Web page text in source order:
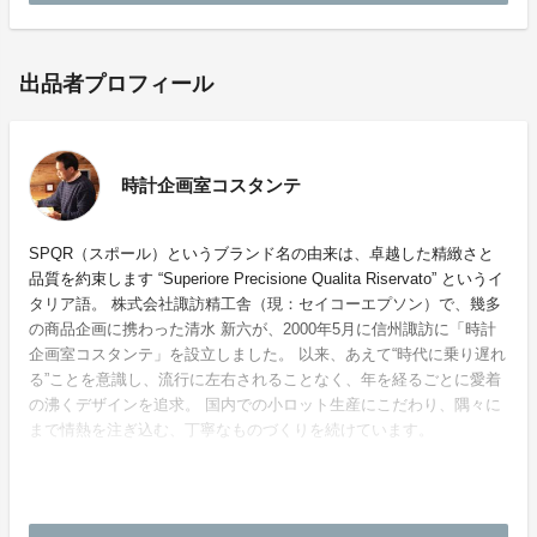
出品者プロフィール
時計企画室コスタンテ
SPQR（スポール）というブランド名の由来は、卓越した精緻さと
品質を約束します “Superiore Precisione Qualita Riservato” というイ
タリア語。 株式会社諏訪精工舎（現：セイコーエプソン）で、幾多
の商品企画に携わった清水 新六が、2000年5月に信州諏訪に「時計
企画室コスタンテ」を設立しました。 以来、あえて“時代に乗り遅れ
る”ことを意識し、流行に左右されることなく、年を経るごとに愛着
の沸くデザインを追求。 国内での小ロット生産にこだわり、隅々に
まで情熱を注ぎ込む、丁寧なものづくりを続けています。